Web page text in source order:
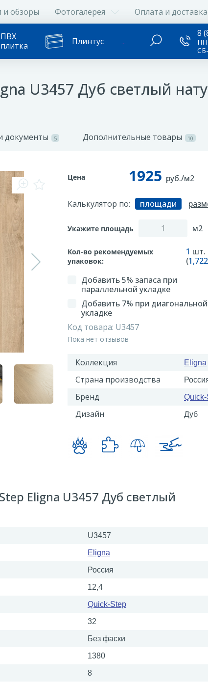
и обзоры Фотогалерея Оплата и доставка
ПВХ
плитка
Плинтус ...
8
U3457 Дуб светлый
документы 5 Дополнительные товары 10
Цена 1925 руб./м2
Калькулятор по: площади
Укажите площадь м2
Кол-во рекомендуемых
упаковок:
1 шт.
(1,722
Добавить 5% запаса при
параллельной укладке
Добавить 7% при диагональной
укладке
Код товара: U3457
Пока нет отзывов
Коллекция Eligna
Страна производства
Бренд
Дизайн Дуб
Eligna U3457 Дуб светлый
U3457
Eligna
Россия
12,4
Quick-Step
32
Без фаски
1380
8